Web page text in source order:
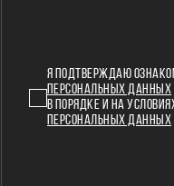
Я ПОДТВЕРЖДАЮ
ПЕРСОНАЛЬНЫХ ДАННЫХ
В ПОРЯДКЕ И НА
ПЕРСОНАЛЬНЫХ ДАННЫХ